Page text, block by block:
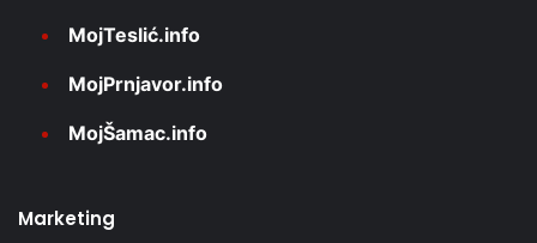
MojTeslić.info
MojPrnjavor.info
MojŠamac.info
Marketing